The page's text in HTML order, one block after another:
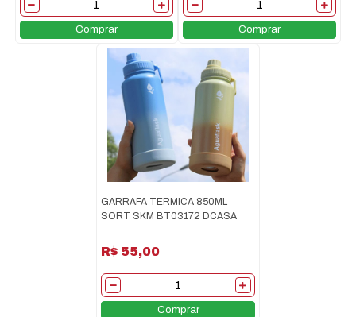
Comprar Comprar
GARRAFA TERMICA 850ML
SORT SKM BT03172 DCASA
R$ 55,00
Comprar